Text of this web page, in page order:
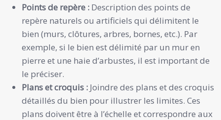
Points de repère : Description des points de
repère naturels ou artificiels qui délimitent le
bien (murs, clôtures, arbres, bornes, etc.). Par
exemple, si le bien est délimité par un mur en
pierre et une haie d’arbustes, il est important de
le préciser.
Plans et croquis : Joindre des plans et des croquis
détaillés du bien pour illustrer les limites. Ces
plans doivent être à l’échelle et correspondre aux